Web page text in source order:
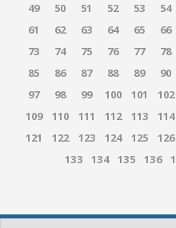
49
50 51 52 53 54
61
62 63 64 65 66
73
74 75 76 77 78
85
86 87 88 89 90
97
98 99 100 101 102
109
110 111 112 113 114
121
122 123 124 125 126
133
134 135 136